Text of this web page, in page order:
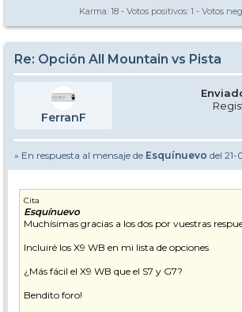
Karma: 18 - Votos positivos: 1 - Votos
Re: Opción All Mountain vs Pista
FerranF
» En respuesta al mensaje de Esquínuevo del 21-
Cita
Esquínuevo
Muchísimas gracias a los dos por vuestras
Incluiré los X9 WB en mi lista de opciones
¿Más fácil el X9 WB que el S7 y G7?
Bendito foro!